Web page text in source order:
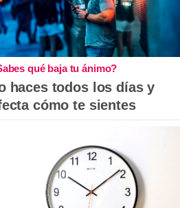
qué baja tu ánimo?
haces todos los días y
cómo te sientes